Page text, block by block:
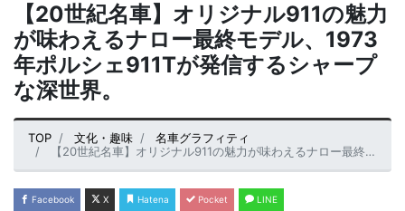
【20世紀名車】オリジナル911の魅力
が味わえるナロー最終モデル、1973
年ポルシェ911Tが発信するシャープ
な深世界。
TOP 文化・趣味
名車グラフィティ
【20世紀名車】オリジナル911の魅力が味わえるナロー最終モデル、1973年ポルシェ911Tが発信するシャープな深世界。
Facebook X Hatena Pocket LINE